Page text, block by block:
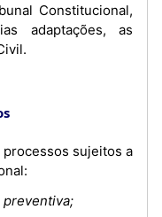
Constitucional,
adaptações, as
sujeitos a
preventiva;